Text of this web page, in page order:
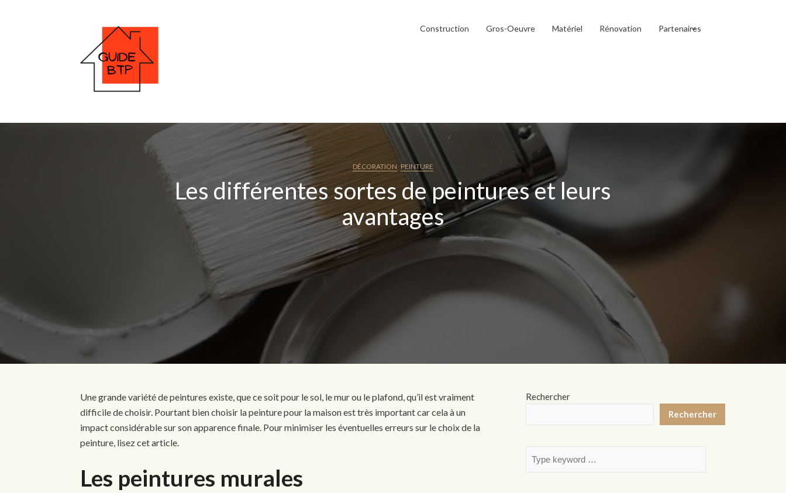
Construction Gros-Oeuvre Matériel Rénovation Partenaires
DÉCORATION PEINTURE
Les différentes sortes de peintures et leurs
avantages
Une grande variété de peintures existe, que ce soit pour le sol, le mur ou le plafond, qu’il est vraiment
difficile de choisir. Pourtant bien choisir la peinture pour la maison est très important car cela à un
impact considérable sur son apparence finale. Pour minimiser les éventuelles erreurs sur le choix de la
peinture, lisez cet article.
Les peintures murales
Rechercher
Rechercher